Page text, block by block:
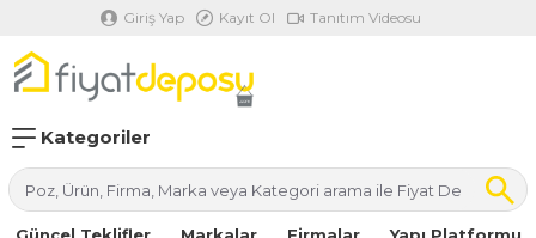
Giriş Yap Kayıt Ol Tanıtım Videosu
Kategoriler